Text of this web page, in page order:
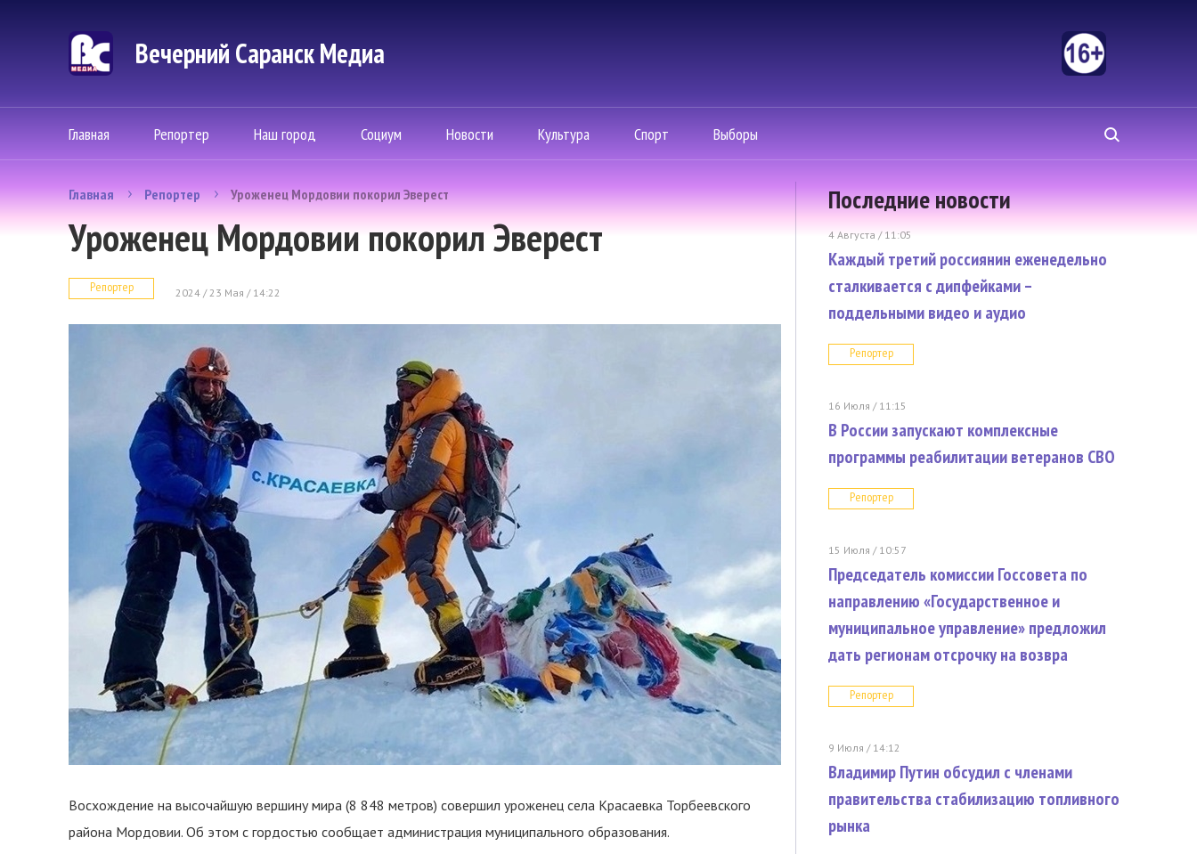
Вечерний Саранск Mедиа
Главная Репортер Наш город Социум Новости Культура Спорт Выборы
Главная Репортер Уроженец Мордовии покорил Эверест
Уроженец Мордовии покорил Эверест
Репортер 2024 / 23 Мая / 14:22
Восхождение на высочайшую вершину мира (8 848 метров) совершил уроженец села Красаевка Торбеевского
района Мордовии. Об этом с гордостью сообщает администрация муниципального образования.
Последние новости
4 Августа / 11:05
Каждый третий россиянин еженедельно
сталкивается с дипфейками –
поддельными видео и аудио
Репортер
16 Июля / 11:15
В России запускают комплексные
программы реабилитации ветеранов СВО
Репортер
15 Июля / 10:57
Председатель комиссии Госсовета по
направлению «Государственное и
муниципальное управление» предложил
дать регионам отсрочку на возвра
Репортер
9 Июля / 14:12
Владимир Путин обсудил с членами
правительства стабилизацию топливного
рынка